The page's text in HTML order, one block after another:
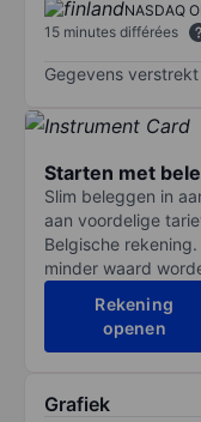
NASDAQ
15 minutes différées
Gegevens
Starten met
Slim beleggen in
aan voordelige
Belgische
minder waard
Rekening
openen
Grafiek